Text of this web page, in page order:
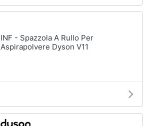
INF - Spazzola A Rullo Per
Aspirapolvere Dyson V11